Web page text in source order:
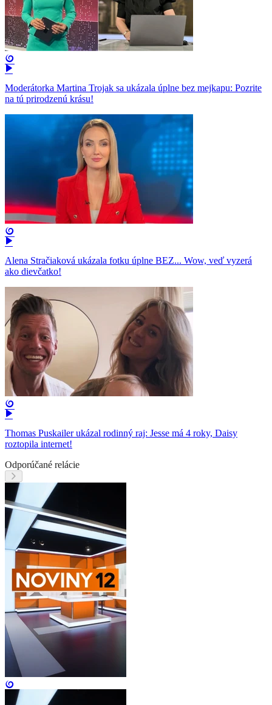
Moderátorka Martina Trojak sa ukázala úplne bez mejkapu: Pozrite
na tú prirodzenú krásu!
Alena Stračiaková ukázala fotku úplne BEZ... Wow, veď vyzerá
ako dievčatko!
Thomas Puskailer ukázal rodinný raj: Jesse má 4 roky, Daisy
roztopila internet!
Odporúčané relácie